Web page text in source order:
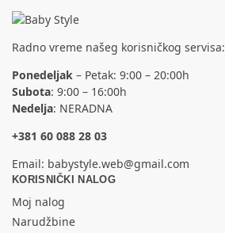
Radno vreme našeg korisničkog servisa:
Ponedeljak – Petak: 9:00 – 20:00h
Subota: 9:00 – 16:00h
Nedelja: NERADNA
+381 60 088 28 03
Email: babystyle.web@gmail.com
KORISNIČKI NALOG
Moj nalog
Narudžbine